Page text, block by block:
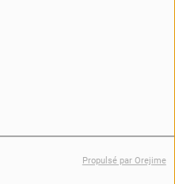
Propulsé par Orejime
Télécharger le podcast
proposait un numéro